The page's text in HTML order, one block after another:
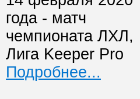
года - матч
чемпионата ЛХЛ,
Лига Keeper Pro
Подробнее...